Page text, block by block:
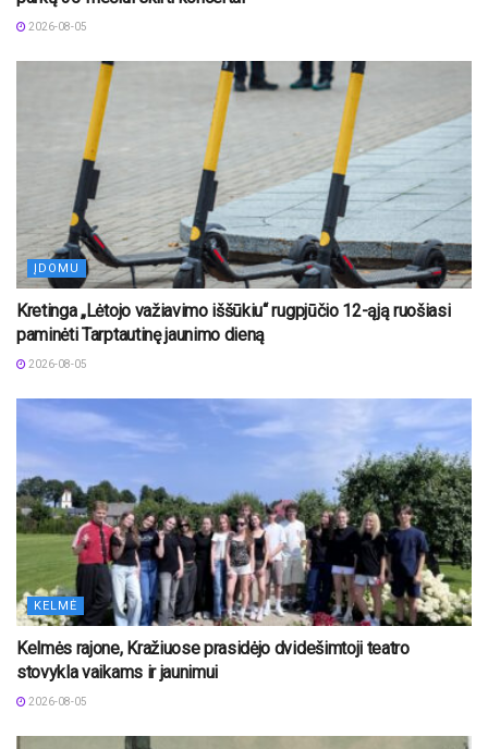
2026-08-05
ĮDOMU
Kretinga „Lėtojo važiavimo iššūkiu“ rugpjūčio 12-ąją ruošiasi
paminėti Tarptautinę jaunimo dieną
2026-08-05
KELMĖ
Kelmės rajone, Kražiuose prasidėjo dvidešimtoji teatro
stovykla vaikams ir jaunimui
2026-08-05